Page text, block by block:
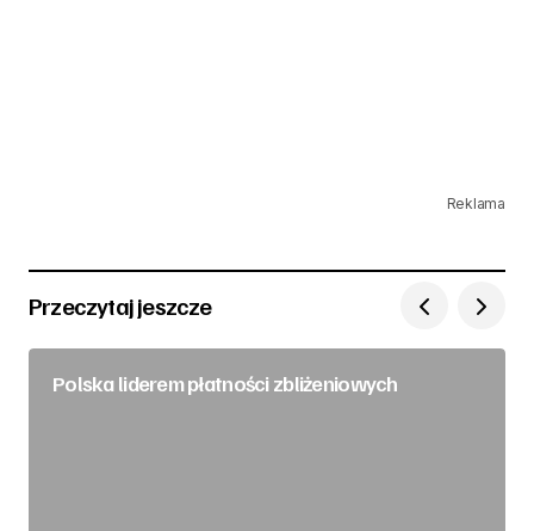
Reklama
Przeczytaj jeszcze
Polska liderem płatności zbliżeniowych